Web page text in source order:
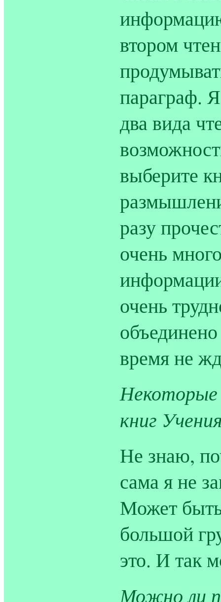
втором
параграф.
два вида
выберите
разу
очень
очень
время не
книг
Не знаю,
сама я не
Может
большой
это. И так
Можно ли